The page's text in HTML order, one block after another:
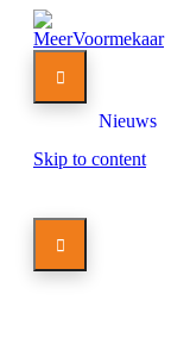

Nieuws
Skip to content
